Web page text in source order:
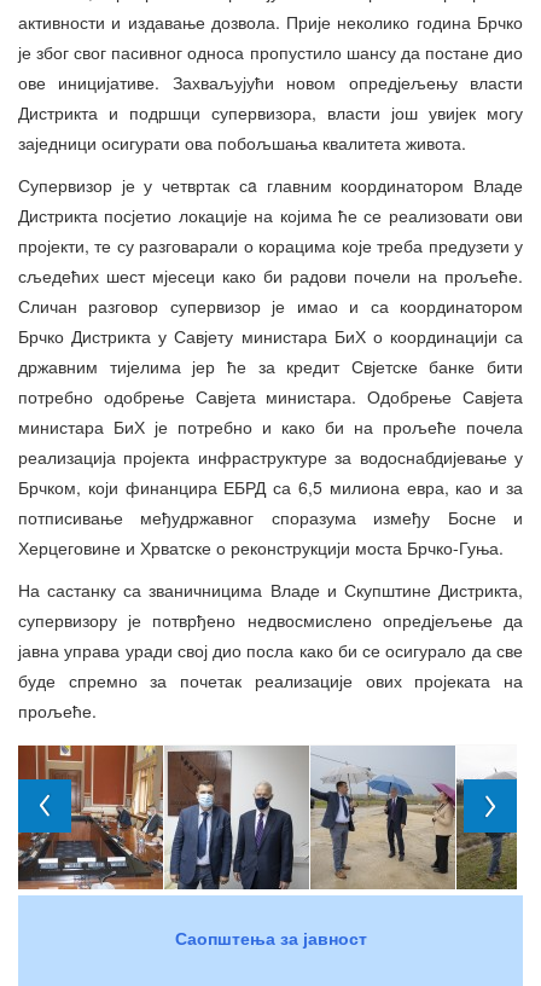
активности и издавање дозвола. Прије неколико година Брчко
је због свог пасивног односа пропустило шансу да постане дио
ове иницијативе. Захваљујући новом опредјељењу власти
Дистрикта и подршци супервизора, власти још увијек могу
заједници осигурати ова побољшања квалитета живота.
Супервизор је у четвртак сa главним координатором Владе
Дистрикта посјетио локације на којима ће се реализовати ови
пројекти, те су разговарали о корацима које треба предузети у
сљедећих шест мјесеци како би радови почели на прољеће.
Сличан разговор супервизор је имао и са координатором
Брчко Дистрикта у Савјету министара БиХ о координацији са
државним тијелима јер ће за кредит Свјетске банке бити
потребно одобрење Савјета министара. Одобрење Савјета
министара БиХ је потребно и како би на прољеће почела
реализација пројекта инфраструктуре за водоснабдијевање у
Брчком, који финанцира ЕБРД са 6,5 милиона евра, као и за
потписивање међудржавног споразума између Босне и
Херцеговине и Хрватске о реконструкцији моста Брчко-Гуња.
На састанку са званичницима Владе и Скупштине Дистрикта,
супервизору је потврђено недвосмислено опредјељење да
јавна управа уради свој дио посла како би се осигурало да све
буде спремно за почетак реализације ових пројеката на
прољеће.
Саопштења за јавност